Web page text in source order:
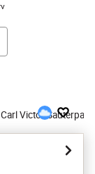
Carl Victor